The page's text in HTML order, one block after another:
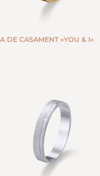
DE CASAMENT «YOU & I»